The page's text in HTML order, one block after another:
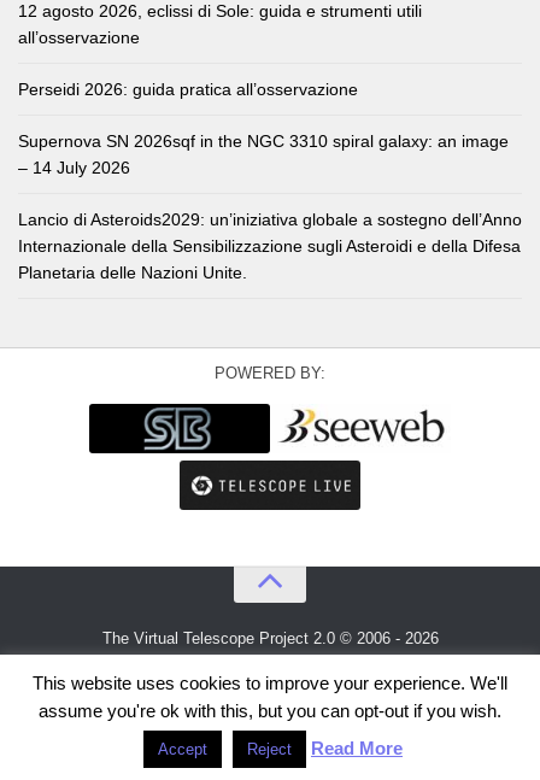
12 agosto 2026, eclissi di Sole: guida e strumenti utili
all’osservazione
Perseidi 2026: guida pratica all’osservazione
Supernova SN 2026sqf in the NGC 3310 spiral galaxy: an image
– 14 July 2026
Lancio di Asteroids2029: un’iniziativa globale a sostegno dell’Anno
Internazionale della Sensibilizzazione sugli Asteroidi e della Difesa
Planetaria delle Nazioni Unite.
POWERED BY:
The Virtual Telescope Project 2.0 © 2006 - 2026
This website uses cookies to improve your experience. We'll
assume you're ok with this, but you can opt-out if you wish.
Accept Reject Read More